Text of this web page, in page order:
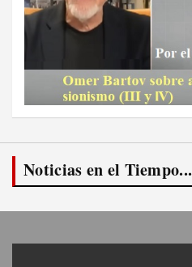
Noticias en el Tiempo...